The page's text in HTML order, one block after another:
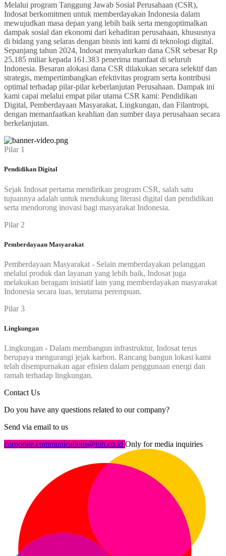
Melalui program Tanggung Jawab Sosial Perusahaan (CSR),
Indosat berkomitmen untuk memberdayakan Indonesia dalam
mewujudkan masa depan yang lebih baik serta mengoptimalkan
dampak sosial dan ekonomi dari kehadiran perusahaan, khususnya
di bidang yang selaras dengan bisnis inti kami di teknologi digital.
Sepanjang tahun 2024, Indosat menyalurkan dana CSR sebesar Rp
25,185 miliar kepada 161.383 penerima manfaat di seluruh
Indonesia. Besaran alokasi dana CSR dilakukan secara selektif dan
strategis, mempertimbangkan efektivitas program serta kontribusi
optimal terhadap pilar-pilar keberlanjutan Perusahaan. Dampak ini
kami capai melalui empat pilar utama CSR kami: Pendidikan
Digital, Pemberdayaan Masyarakat, Lingkungan, dan Filantropi,
dengan memanfaatkan keahlian dan sumber daya perusahaan secara
berkelanjutan.
Pilar 1
Pendidikan Digital
Sejak Indosat pertama mendirikan program CSR, salah satu
tujuannya adalah untuk mendukung literasi digital dan pendidikan
serta mendorong inovasi bagi masyarakat Indonesia.
Pilar 2
Pemberdayaan Masyarakat
Pemberdayaan Masyarakat - Selain memberdayakan pelanggan
melalui produk dan layanan yang lebih baik, Indosat juga
melakukan beragam inisiatif lain yang memberdayakan masyarakat
Indonesia secara luas, terutama perempuan.
Pilar 3
Lingkungan
Lingkungan - Dalam membangun infrastruktur, Indosat terus
berupaya mengurangi jejak karbon. Rancang bangun lokasi kami
telah disempurnakan agar efisien dalam penggunaan energi dan
ramah terhadap lingkungan.
Contact Us
Do you have any questions related to our company?
Send via email to us
corporate.communications@ioh.co.id Only for media inquiries